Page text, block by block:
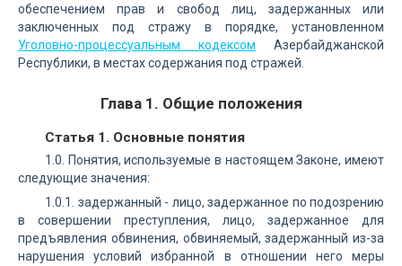
обеспечением прав и свобод лиц, задержанных или
заключенных под стражу в порядке, установленном
Уголовно-процессуальным кодексом Азербайджанской
Республики, в местах содержания под стражей.
Глава 1. Общие положения
Статья 1. Основные понятия
1.0. Понятия, используемые в настоящем Законе, имеют
следующие значения:
1.0.1. задержанный - лицо, задержанное по подозрению
в совершении преступления, лицо, задержанное для
предъявления обвинения, обвиняемый, задержанный из-за
нарушения условий избранной в отношении него меры